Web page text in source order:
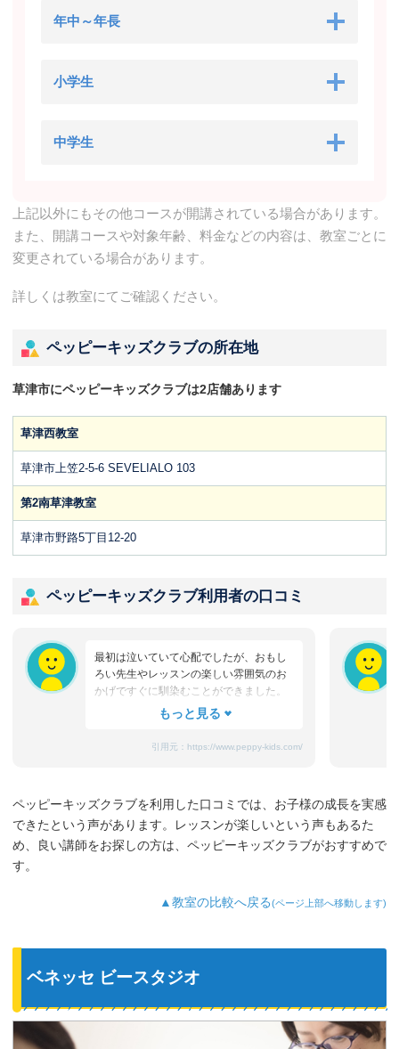
年中～年長
小学生
中学生
上記以外にもその他コースが開講されている場合があります。
また、開講コースや対象年齢、料金などの内容は、教室ごとに
変更されている場合があります。
詳しくは教室にてご確認ください。
ペッピーキッズクラブの所在地
草津市にペッピーキッズクラブは2店舗あります
草津西教室
草津市上笠2-5-6 SEVELIALO 103
第2南草津教室
草津市野路5丁目12-20
ペッピーキッズクラブ利用者の口コミ
最初は泣いていて心配でしたが、おもし
ろい先生やレッスンの楽しい雰囲気のお
かげですぐに馴染むことができました。
たまにママと離れるときに嫌がることも
れ、お迎えのときはいつも笑顔です。
3歳児を飽きさせない充実したレッスンだ
と思います。うちの子は特に歌やダンス
が好きなようで、よく「Hello～♪」と歌
ど、色んなものを英語で教えてくれるよ
うになり、英語が身についてきているの
引用元： https://www.peppy-kids.com/
ペッピーキッズクラブを利用した口コミでは、お子様の成長を実感
できたという声があります。レッスンが楽しいという声もあるた
め、良い講師をお探しの方は、ペッピーキッズクラブがおすすめで
す。
▲教室の比較へ戻る(ページ上部へ移動します)
ベネッセ ビースタジオ